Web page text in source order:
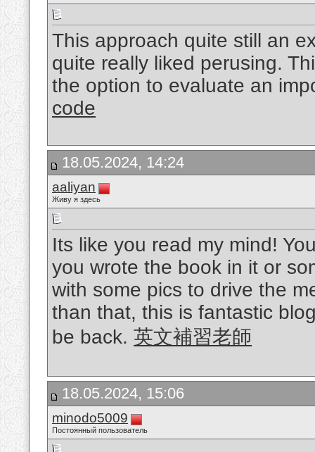
This approach quite still an
quite really liked perusing.
the option to evaluate an
code
18.05.2024, 14:24
aaliyan
Живу я здесь
Its like you read my mind!
you wrote the book in it or
with some pics to drive the
than that, this is fantastic
be back. 英文補習老師
18.05.2024, 15:06
minodo5009
Постоянный пользователь